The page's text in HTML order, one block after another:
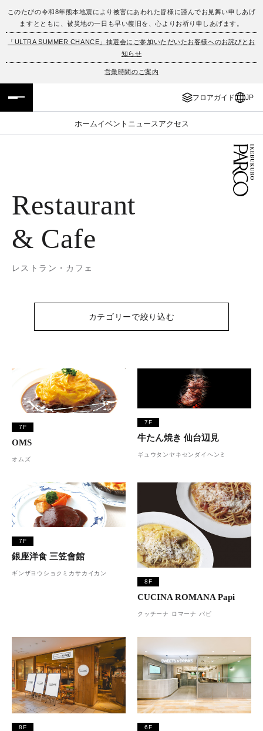
このたびの令和8年熊本地震により被害にあわれた皆様に謹んでお見舞い申しあげ
ますとともに、被災地の一日も早い復旧を、心よりお祈り申しあげます。
「ULTRA SUMMER CHANCE」抽選会にご参加いただいたお客様へのお詫びとお
知らせ
営業時間のご案内
フロアガイド JP
ホームイベント ニュース アクセス
フロアガイド
施設案内・アクセス
PARCOメンバーズ
JP
ENGLISH
繁体字
Restaurant
& Cafe
レストラン・カフェ
カテゴリーで絞り込む
7F
OMS
オムズ
7F
牛たん焼き 仙台辺見
ギュウタンヤキセンダイヘンミ
7F
銀座洋食 三笠會館
ギンザヨウショクミカサカイカン
8F
CUCINA ROMANA Papi
クッチーナ ロマーナ パピ
8F 6F